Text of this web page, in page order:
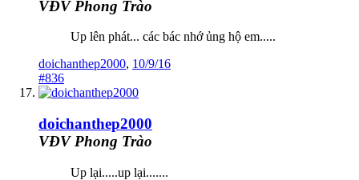
VĐV Phong Trào
Up lên phát... các bác nhớ ủng hộ em.....
doichanthep2000, 10/9/16
#836
doichanthep2000
VĐV Phong Trào
Up lại.....up lại.......